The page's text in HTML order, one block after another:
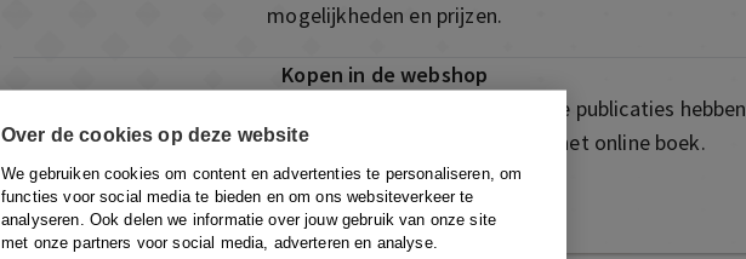
Over de cookies op deze website
We gebruiken cookies om content en advertenties te personaliseren, om
functies voor social media te bieden en om ons websiteverkeer te
analyseren. Ook delen we informatie over jouw gebruik van onze site
met onze partners voor social media, adverteren en analyse.
mogelijkheden en prijzen.
Kopen in de webshop
Deze publicatie is ook te vinden in onze webshop. Sommige publicaties hebben
ook de mogelijkheid om direct toegang te kopen tot het online boek.
Naar de webshop